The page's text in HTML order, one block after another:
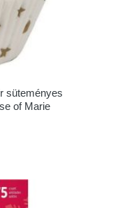
süteményes
of Marie